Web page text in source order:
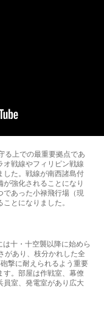
る上での最重要拠点であ
オ戦線やフィリピン戦線
した。戦線が南西諸島付
強化されることになり
であった小禄飛行場（現
とになりました。
十・十空襲以降に始めら
があり、枝分かれした全
撃に耐えられるよう重要
す。部屋は作戦室、幕僚
員室、発電室があり広大